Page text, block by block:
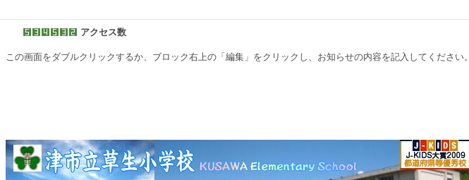
アクセス数
この画面をダブルクリックするか、ブロック右上の「編集」をクリックし、お知らせの内容を記入してください。